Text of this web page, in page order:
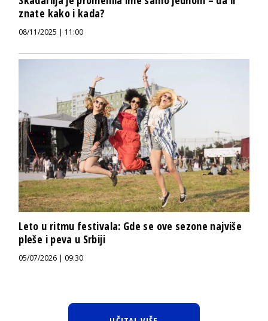
znate kako i kada?
08/11/2025 | 11:00
Leto u ritmu festivala: Gde se ove sezone najviše
pleše i peva u Srbiji
05/07/2026 | 09:30